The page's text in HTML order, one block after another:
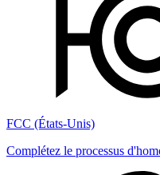
FCC (États-Unis)
Complétez le processus